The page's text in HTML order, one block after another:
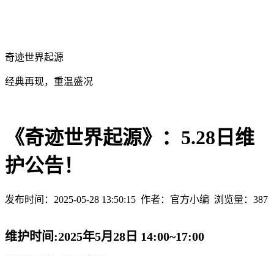
奇迹世界起源
经典再现，重温盛况
《奇迹世界起源》：5.28日维
护公告！
发布时间：2025-05-28 13:50:15 作者：官方小编 浏览量： 387
维护时间:2025年5月28日 14:00~17:00